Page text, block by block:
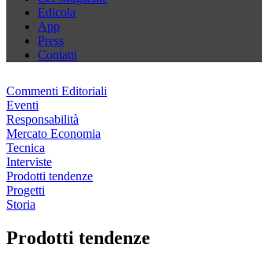
Edicola
App
Press
Contatti
Commenti Editoriali
Eventi
Responsabilità
Mercato Economia
Tecnica
Interviste
Prodotti tendenze
Progetti
Storia
Prodotti tendenze